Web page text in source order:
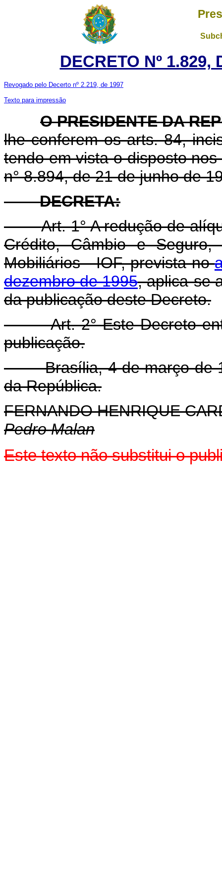
DECRETO Nº 1.829,
Revogado pelo Decerto nº 2.219, de 1997
Texto para impressão
O PRESIDENTE DA
lhe conferem os arts. 84,
tendo em vista o disposto
n° 8.894, de 21 de junho de
DECRETA:
Art. 1° A redução de
Crédito, Câmbio e
Mobiliários - IOF, prevista no
dezembro de 1995, aplica-se
da publicação deste Decreto.
Art. 2° Este Decreto
publicação.
Brasília, 4 de março de
da República.
FERNANDO HENRIQUE
Pedro Malan
Este texto não substitui o